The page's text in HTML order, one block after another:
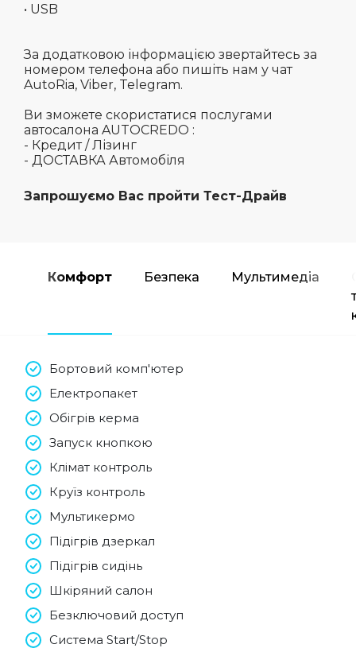
• USB
За додатковою інформацією звертайтесь за
номером телефона або пишіть нам у чат
AutoRia, Viber, Telegram.
Ви зможете скористатися послугами
автосалона AUTOCREDO :
- Кредит / Лізинг
- ДОСТАВКА Автомобіля
Запрошуємо Вас пройти Тест-Драйв
Комфорт Безпека Мультимедіа
Бортовий комп'ютер
Електропакет
Обігрів керма
Запуск кнопкою
Клімат контроль
Круїз контроль
Мультикермо
Підігрів дзеркал
Підігрів сидінь
Шкіряний салон
Безключовий доступ
Система Start/Stop